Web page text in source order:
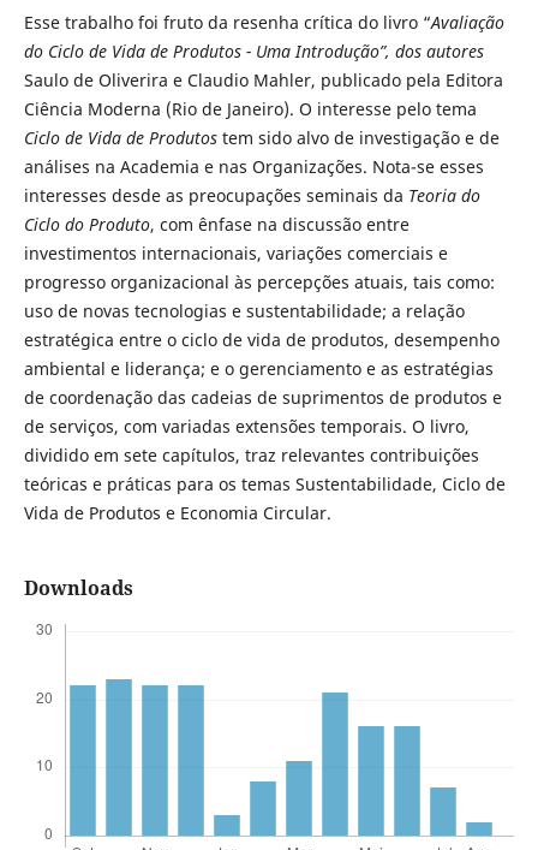
Esse trabalho foi fruto da resenha crítica do livro “Avaliação
do Ciclo de Vida de Produtos - Uma Introdução”, dos autores
Saulo de Oliverira e Claudio Mahler, publicado pela Editora
Ciência Moderna (Rio de Janeiro). O interesse pelo tema
Ciclo de Vida de Produtostem sido alvo de investigação e de
análises na Academia e nas Organizações. Nota-se esses
interesses desde as preocupações seminais da Teoria do
Ciclo do Produto, com ênfase na discussão entre
investimentos internacionais, variações comerciais e
progresso organizacional às percepções atuais, tais como:
uso de novas tecnologias e sustentabilidade; a relação
estratégica entre o ciclo de vida de produtos, desempenho
ambiental e liderança; e o gerenciamento e as estratégias
de coordenação das cadeias de suprimentos de produtos e
de serviços, com variadas extensões temporais. O livro,
dividido em sete capítulos, traz relevantes contribuições
teóricas e práticas para os temas Sustentabilidade, Ciclo de
Vida de Produtos e Economia Circular.
Downloads